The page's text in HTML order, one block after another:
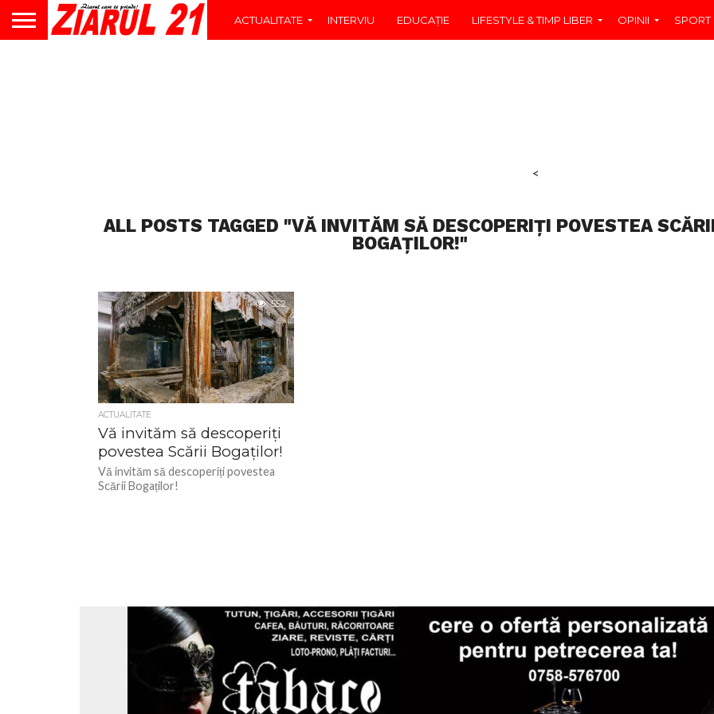
ACTUALITATE INTERVIU EDUCAŢIE LIFESTYLE & TIMP LIBER OPINII SPORT
<
ALL POSTS TAGGED "VĂ INVITĂM SĂ DESCOPERIȚI POVESTEA
BOGAȚILOR!"
552
ACTUALITATE
Vă invităm să descoperiți
povestea Scării Bogaților!
Vă invităm să descoperiți povestea
Scării Bogaților!